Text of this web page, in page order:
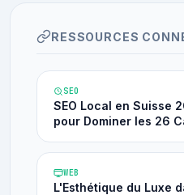
RESSOURCES
SEO
SEO Local en Suisse
pour Dominer les 26
WEB
L'Esthétique du Luxe